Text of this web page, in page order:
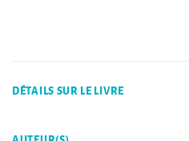
DÉTAILS SUR LE LIVRE